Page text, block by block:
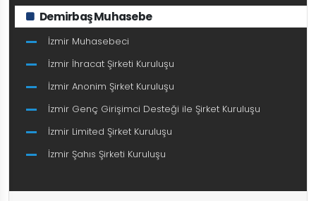
Demirbaş Muhasebe
İzmir Muhasebeci
İzmir İhracat Şirketi Kuruluşu
İzmir Anonim Şirket Kuruluşu
İzmir Genç Girişimci Desteği ile Şirket Kuruluşu
İzmir Limited Şirket Kuruluşu
İzmir Şahıs Şirketi Kuruluşu